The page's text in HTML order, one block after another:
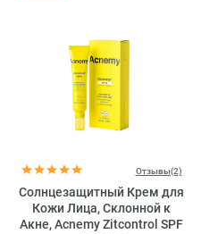
Отзывы(2)
Солнцезащитный Крем для
Кожи Лица, Склонной к
Акне, Acnemy Zitcontrol SPF